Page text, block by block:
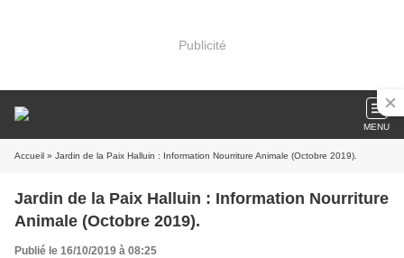
Publicité
MENU
Accueil » Jardin de la Paix Halluin : Information Nourriture Animale (Octobre 2019).
Jardin de la Paix Halluin : Information Nourriture
Animale (Octobre 2019).
Publié le 16/10/2019 à 08:25